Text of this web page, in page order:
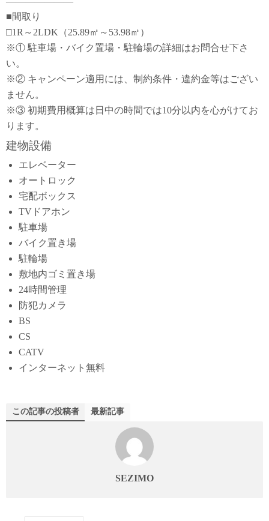
■間取り
□1R～2LDK（25.89㎡～53.98㎡）
※① 駐車場・バイク置場・駐輪場の詳細はお問合せ下さ
い。
※② キャンペーン適用には、制約条件・違約金等はござい
ません。
※③ 初期費用概算は日中の時間では10分以内を心がけてお
ります。
建物設備
エレベーター
オートロック
宅配ボックス
TVドアホン
駐車場
バイク置き場
駐輪場
敷地内ゴミ置き場
24時間管理
防犯カメラ
BS
CS
CATV
インターネット無料
この記事の投稿者 最新記事
SEZIMO